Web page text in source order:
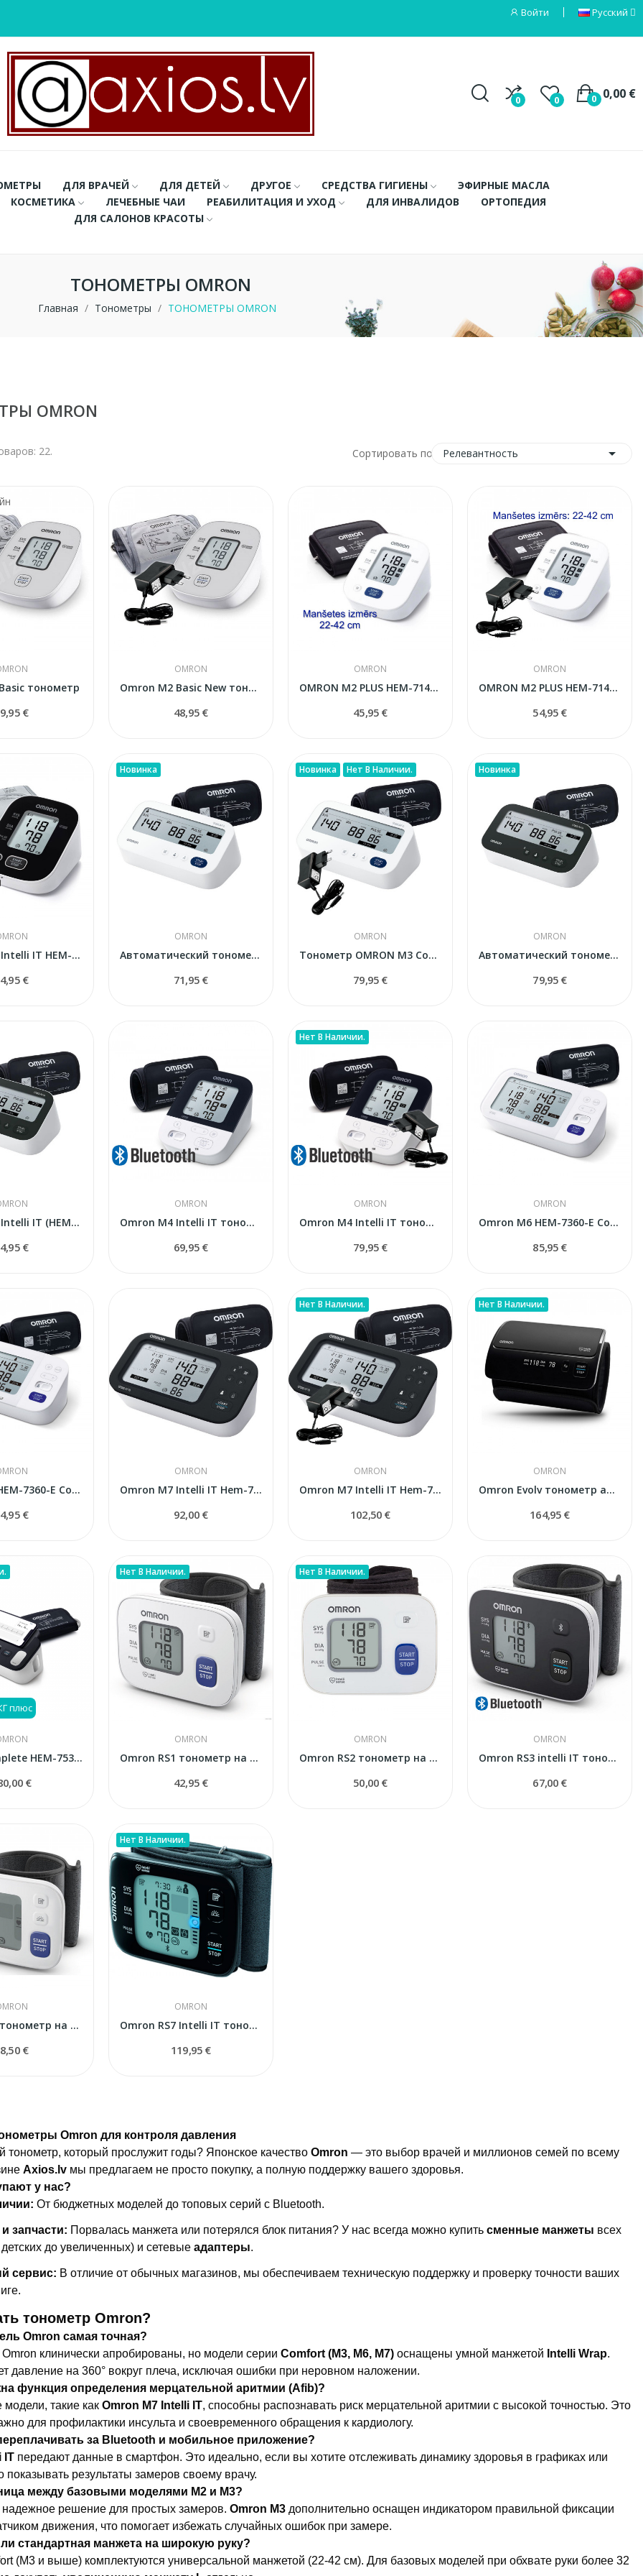
Войти Русский
0 0 0,00 €
0
ДЛЯ ВРАЧЕЙ ДЛЯ ДЕТЕЙ ДРУГОЕ СРЕДСТВА ГИГИЕНЫ
ЭФИРНЫЕ МАСЛА
КОСМЕТИКА
ЛЕЧЕБНЫЕ ЧАИ РЕАБИЛИТАЦИЯ И УХОД ДЛЯ ИНВАЛИДОВ
ОРТОПЕДИЯ
ДЛЯ САЛОНОВ КРАСОТЫ
ТОНОМЕТРЫ OMRON
Главная Тонометры ТОНОМЕТРЫ OMRON
OMRON
22. Сортировать по: Релевантность 
тонометр
€
OMRON
Omron M2 Basic New тонометр с адаптером
48,95 €
OMRON
OMRON M2 PLUS HEM-7146-E тонометр автоматический
45,95 €
OMRON
OMRON M2 PLUS HEM-7146-E тонометр...
54,95 €
OMRON M2 Intelli IT HEM-7143T1-EBK тонометр...
€
Новинка
OMRON
Автоматический тонометр OMRON M3 Comfort AFib...
71,95 €
Новинка Нет В Наличии.
OMRON
Тонометр OMRON M3 Comfort AFib (HEM-7196-FLE) с...
79,95 €
Новинка
OMRON
Автоматический тонометр Omron M4 Intelli IT...
79,95 €
OMRON M4 Intelli IT (HEM-7196T1-FLE)...
€
OMRON
Omron M4 Intelli IT тонометр автоматический
69,95 €
Нет В Наличии.
OMRON
Omron M4 Intelli IT тонометр автоматический
79,95 €
OMRON
Omron M6 HEM-7360-E Comfort тонометр
85,95 €
Omron M6 HEM-7360-E Comfort тонометр с адаптером
€
OMRON
Omron M7 Intelli IT Hem-7380T1 тонометр
92,00 €
Нет В Наличии.
OMRON
Omron M7 Intelli IT Hem-7380T1 тонометр с...
102,50 €
Нет В Наличии.
OMRON
Omron Evolv тонометр автоматический
164,95 €
плюс
Omron Complete HEM-7530T-E3
€
Нет В Наличии.
OMRON
Omron RS1 тонометр на запястье
42,95 €
Нет В Наличии.
OMRON
Omron RS2 тонометр на запястье
50,00 €
OMRON
Omron RS3 intelli IT тонометр на запястье
67,00 €
Omron RS4 тонометр на запястье
€
Нет В Наличии.
OMRON
Omron RS7 Intelli IT тонометр на запястье
119,95 €
Omron для контроля давления
тонометр, который прослужит годы? Японское качество Omron — это выбор врачей и миллионов семей по всему
Axios.lvмы предлагаем не просто покупку, а полную поддержку вашего здоровья.
у нас?
От бюджетных моделей до топовых серий с Bluetooth.
запчасти: Порвалась манжета или потерялся блок питания? У нас всегда можно купить сменные манжеты всех
до увеличенных) и сетевые адаптеры.
сервис: В отличие от обычных магазинов, мы обеспечиваем техническую поддержку и проверку точности ваших
тонометр Omron?
Omron самая точная?
клинически апробированы, но модели серии Comfort (M3, M6, M7)оснащены умной манжетой Intelli Wrap.
давление на 360° вокруг плеча, исключая ошибки при неровном наложении.
функция определения мерцательной аритмии (Afib)?
такие как Omron M7 Intelli IT, способны распознавать риск мерцательной аритмии с высокой точностью. Это
для профилактики инсульта и своевременного обращения к кардиологу.
за Bluetooth и мобильное приложение?
ITпередают данные в смартфон. Это идеально, если вы хотите отслеживать динамику здоровья в графиках или
показывать результаты замеров своему врачу.
между базовыми моделями M2 и M3?
решение для простых замеров. Omron M3дополнительно оснащен индикатором правильной фиксации
движения, что помогает избежать случайных ошибок при замере.
стандартная манжета на широкую руку?
(M3 и выше) комплектуются универсальной манжетой (22-42 см). Для базовых моделей при обхвате руки более 32